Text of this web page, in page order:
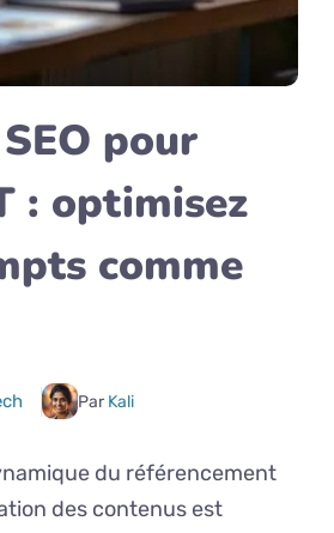
pour
: optimisez
comme
Par Kali
du référencement
des contenus est